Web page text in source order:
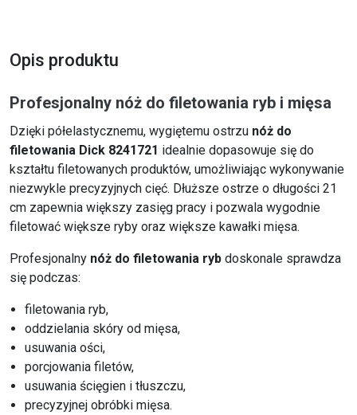
Opis produktu
Profesjonalny nóż do filetowania ryb i mięsa
Dzięki półelastycznemu, wygiętemu ostrzu nóż do
filetowania Dick 8241721 idealnie dopasowuje się do
kształtu filetowanych produktów, umożliwiając wykonywanie
niezwykle precyzyjnych cięć. Dłuższe ostrze o długości 21
cm zapewnia większy zasięg pracy i pozwala wygodnie
filetować większe ryby oraz większe kawałki mięsa.
Profesjonalny nóż do filetowania ryb doskonale sprawdza
się podczas:
filetowania ryb,
oddzielania skóry od mięsa,
usuwania ości,
porcjowania filetów,
usuwania ścięgien i tłuszczu,
precyzyjnej obróbki mięsa.